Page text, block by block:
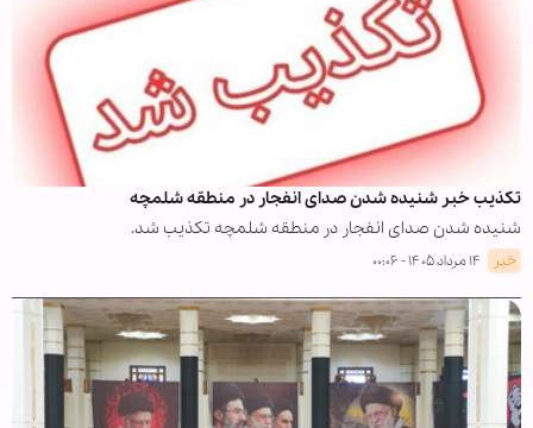
تکذیب خبر شنیده شدن صدای انفجار در منطقه شلمچه
شنیده شدن صدای انفجار در منطقه شلمچه تکذیب شد.
خبر ۱۴ مرداد ۱۴۰۵ - ۰۰:۰۶